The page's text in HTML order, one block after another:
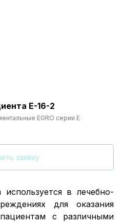
Е-16-2
EGRO серии E
заявку
в лечебно-
для оказания
с различными